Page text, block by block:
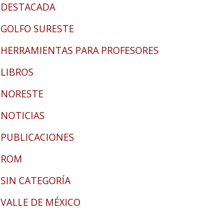
DESTACADA
GOLFO SURESTE
HERRAMIENTAS PARA PROFESORES
LIBROS
NORESTE
NOTICIAS
PUBLICACIONES
ROM
SIN CATEGORÍA
VALLE DE MÉXICO